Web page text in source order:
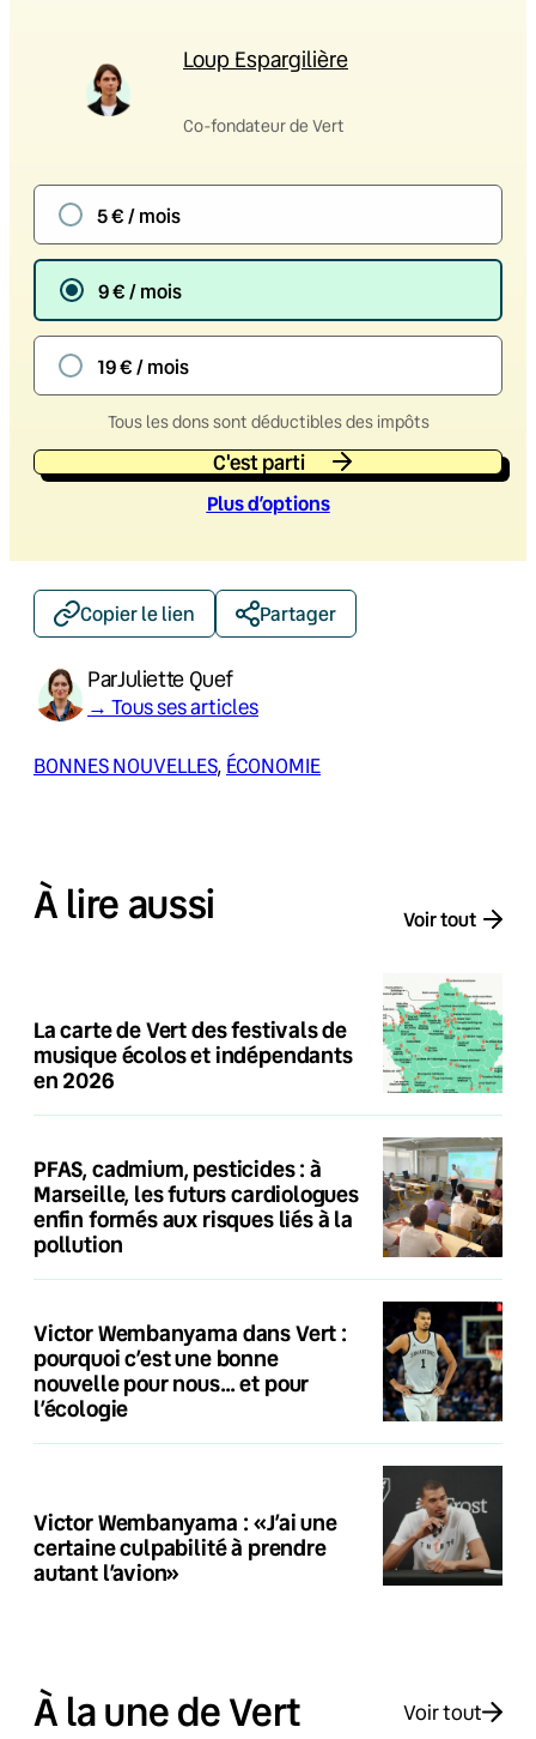
Loup Espargilière
Co-fondateur de Vert
5 € / mois
9 € / mois
19 € / mois
Tous les dons sont déductibles des impôts
C'est parti
Plus d’options
Copier le lien Partager
ParJuliette Quef
→ Tous ses articles
BONNES NOUVELLES, ÉCONOMIE
À lire aussi Voir tout
La carte de Vert des festivals de
musique écolos et indépendants
en 2026
PFAS, cadmium, pesticides : à
Marseille, les futurs cardiologues
enfin formés aux risques liés à la
pollution
Victor Wembanyama dans Vert :
pourquoi c’est une bonne
nouvelle pour nous… et pour
l’écologie
Victor Wembanyama : «J’ai une
certaine culpabilité à prendre
autant l’avion»
À la une de Vert Voir tout